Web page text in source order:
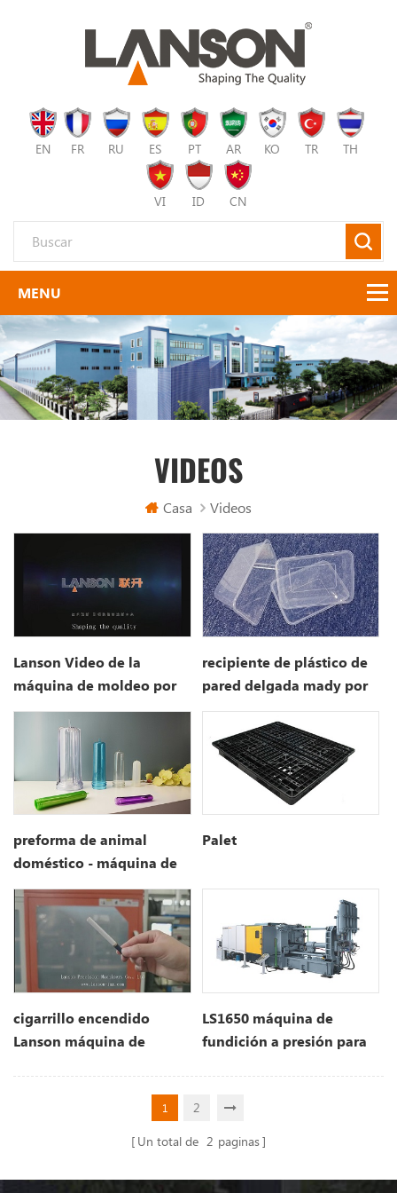
EN FR RU ES PT AR KO TR TH
VI ID CN
VIDEOS
Casa Videos
Lanson Video de la
máquina de moldeo por
inyección 3d
recipiente de plástico de
pared delgada mady por
Lanson máquina de
moldeo por inyección de
plástico
preforma de animal
doméstico - máquina de
moldeo por inyección
Palet
cigarrillo encendido
Lanson máquina de
LS1650 máquina de
fundición a presión para
1
2
Un total de 2 paginas